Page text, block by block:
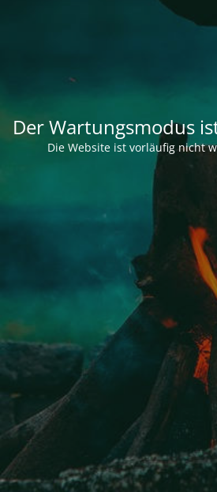
Der Wartungsmodus
Die Website ist vorläufig nicht